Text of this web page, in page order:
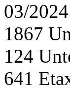
03/2024
1867
124
641